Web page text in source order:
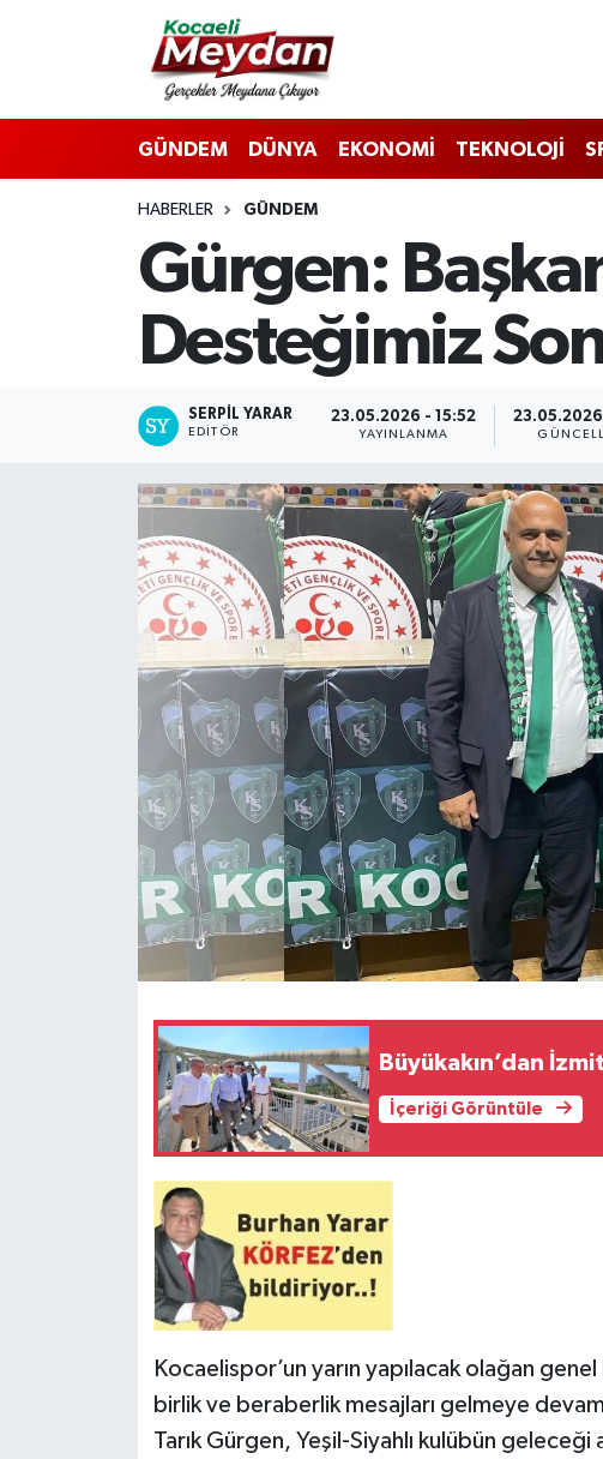
GÜNDEM DÜNYA EKONOMİ TEKNOLOJİ
HABERLER GÜNDEM
Gürgen:
Desteğimiz
SERPİL YARAR
EDITÖR
23.05.2026 - 15:52
YAYINLANMA
Büyükakın’dan
İçeriği Görüntüle
Kocaelispor’un yarın yapılacak olağan
birlik ve beraberlik mesajları gelmeye
Tarık Gürgen, Yeşil-Siyahlı kulübün geleceği
Nöbetçi Eczaneler
Hava Durumu
Trafik Durumu
Süper Lig Puan Durumu ve Fikstür
Tüm Manşetler